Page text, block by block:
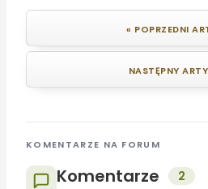
« POPRZEDNI
NASTĘPNY
KOMENTARZE NA FORUM
Komentarze
2